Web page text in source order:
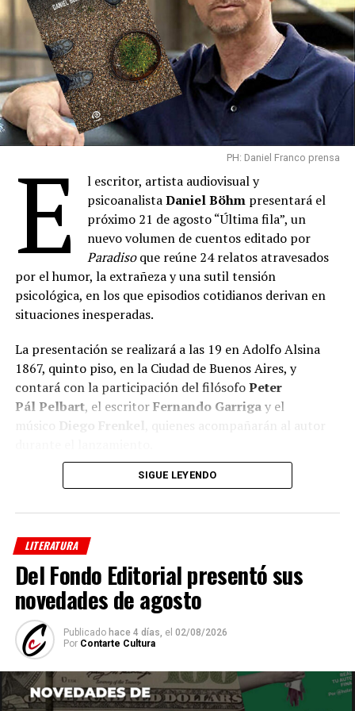
PH: Daniel Franco prensa
E
l escritor, artista audiovisual y
psicoanalistaDaniel Böhm presentará el
próximo 21 de agosto “Última fila”, un
nuevo volumen de cuentos editado por
Paradisoque reúne 24 relatos atravesados
por el humor, la extrañeza y una sutil tensión
psicológica, en los que episodios cotidianos derivan en
situaciones inesperadas.
La presentación se realizará a las 19 en Adolfo Alsina
1867, quinto piso, en la Ciudad de Buenos Aires, y
contará con la participación del filósofoPeter
PálPelbart, el escritorFernando Garrigay el
Diego Frenkel , quienes acompañarán al autor
SIGUE LEYENDO
LITERATURA
Del Fondo Editorial presentó sus
novedades de agosto
Publicado hace 4 días, el 02/08/2026
Por Contarte Cultura